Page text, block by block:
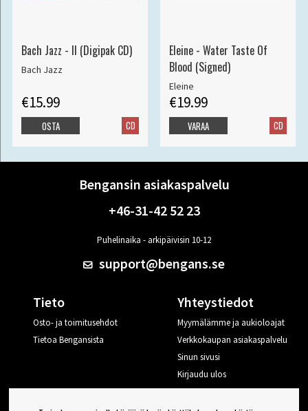
Bach Jazz - II (Digipak CD)
Bach Jazz
€15.99
CD
OSTA
Eleine - Water Taste Of
Blood (Signed)
Eleine
€19.99
CD
VARAA
Bengansin asiakaspalvelu
+46-31-42 52 23
Puhelinaika - arkipäivisin 10-12
support@bengans.se
Tieto
Osto- ja toimitusehdot
Tietoa Bengansista
Yhteystiedot
Myymälämme ja aukioloajat
Verkkokaupan asiakaspalvelu
Sinun sivusi
Kirjaudu ulos